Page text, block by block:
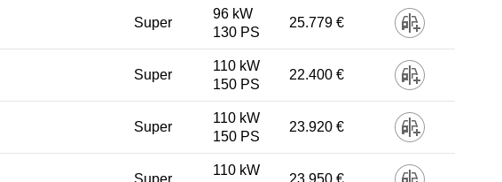
Super
96 kW
130 PS
25.779 €
Super
110 kW
150 PS
22.400 €
Super
110 kW
150 PS
23.920 €
Super
110 kW
23.950 €